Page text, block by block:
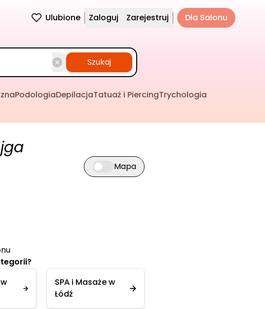
Ulubione Zaloguj Zarejestruj Dla Salonu
Szukaj
PodologiaDepilacjaTatuaż i PiercingTrychologia
Przełącz widok mapy
Mapa
SPA i Masaże w
Łódź